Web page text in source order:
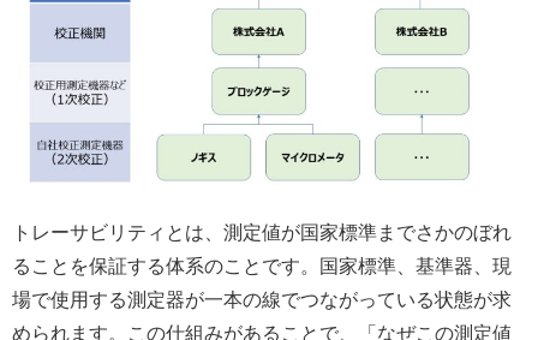
トレーサビリティとは、測定値が国家標準までさかのぼれ
ることを保証する体系のことです。国家標準、基準器、現
場で使用する測定器が一本の線でつながっている状態が求
められます。この仕組みがあることで、「なぜこの測定値